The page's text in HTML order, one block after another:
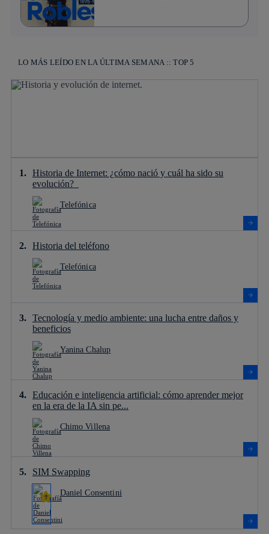
LO MÁS LEÍDO EN LA ÚLTIMA SEMANA :: TOP 5
Historia de Internet: ¿cómo nació y cuál ha sido su
evolución?
Telefónica
Historia del teléfono
Telefónica
Tecnología y medio ambiente: una lucha entre daños y
beneficios
Yanina Chalup
Educación e inteligencia artificial: cómo aprender mejor
en la era de la IA sin pe...
Chimo Villena
SIM Swapping
Daniel Consentini